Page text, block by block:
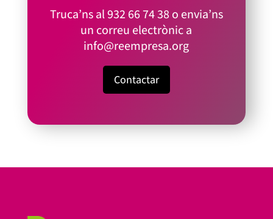
Truca’ns al932 66 74 38o envia’ns
un correu electrònic a
info@reempresa.org
Contactar